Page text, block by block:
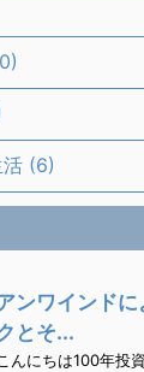
活 (6)
ンワインド
とそ...
こんにちは100年投